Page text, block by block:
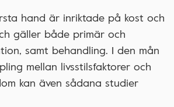
hand är inriktade på kost och
gäller både primär och
samt behandling. I den mån
mellan livsstilsfaktorer och
kan även sådana studier